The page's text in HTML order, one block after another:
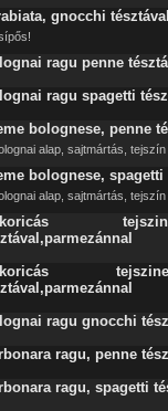
gnocchi
ragu penne
ragu spagetti
bolognese, penne
alap, sajtmártás, tejszín
bolognese,
alap, sajtmártás, tejszín
ragu gnocchi
ragu, penne
ragu, spagetti